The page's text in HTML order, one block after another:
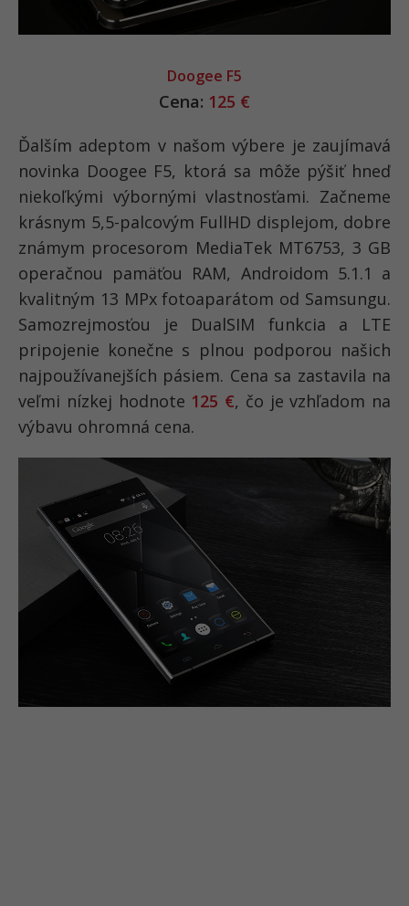
Doogee F5
Cena: 125 €
Ďalším adeptom v našom výbere je zaujímavá
novinka Doogee F5, ktorá sa môže pýšiť hneď
niekoľkými výbornými vlastnosťami. Začneme
krásnym 5,5-palcovým FullHD displejom, dobre
známym procesorom MediaTek MT6753, 3 GB
operačnou pamäťou RAM, Androidom 5.1.1 a
kvalitným 13 MPx fotoaparátom od Samsungu.
Samozrejmosťou je DualSIM funkcia a LTE
pripojenie konečne s plnou podporou našich
najpoužívanejších pásiem. Cena sa zastavila na
veľmi nízkej hodnote 125 €, čo je vzhľadom na
výbavu ohromná cena.